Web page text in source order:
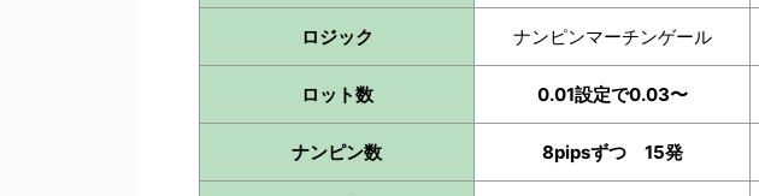
ロジック ナンピンマーチンゲール
ロット数 0.01設定で0.03〜
ナンピン数 8pipsずつ 15発